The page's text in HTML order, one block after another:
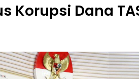
Korupsi Dana